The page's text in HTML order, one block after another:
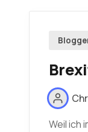
Weil ich